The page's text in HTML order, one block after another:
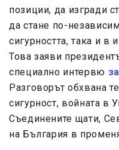
позиции, да изгради
да стане по-
сигурността, така и в
Това заяви
специално интервю
Разговорът обхвана
сигурност, войната в
Съединените щати,
на България в